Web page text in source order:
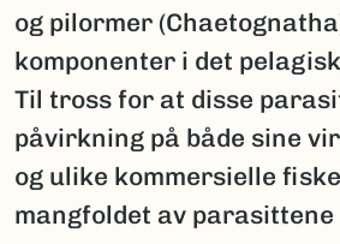
og pilormer
komponenter i det
Til tross for at disse
påvirkning på både sine
og ulike kommersielle
mangfoldet av